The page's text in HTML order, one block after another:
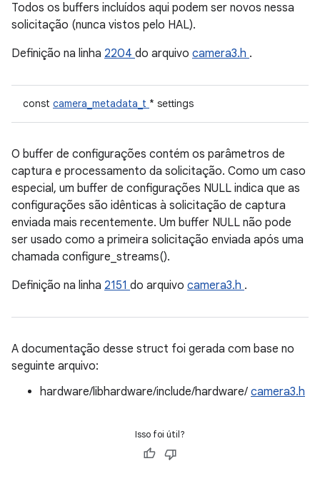
Todos os buffers incluídos aqui podem ser novos nessa
solicitação (nunca vistos pelo HAL).
Definição na linha 2204 do arquivo camera3.h .
const camera_metadata_t * settings
O buffer de configurações contém os parâmetros de
captura e processamento da solicitação. Como um caso
especial, um buffer de configurações NULL indica que as
configurações são idênticas à solicitação de captura
enviada mais recentemente. Um buffer NULL não pode
ser usado como a primeira solicitação enviada após uma
chamada configure_streams().
Definição na linha 2151 do arquivo camera3.h .
A documentação desse struct foi gerada com base no
seguinte arquivo:
hardware/libhardware/include/hardware/ camera3.h
Isso foi útil?